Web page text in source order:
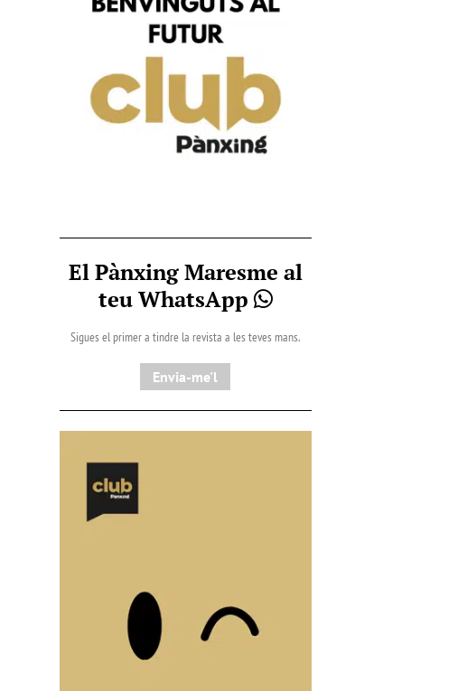
El Pànxing Maresme al
teu WhatsApp
Sigues el primer a tindre la revista a les teves mans.
Envia-me'l